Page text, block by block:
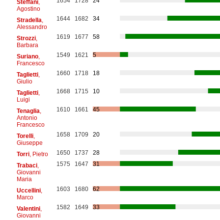
Steffani,
Agostino
Stradella
Alessandro
1644 1682 34
Strozzi,
Barbara
1619 1677 58
Suriano,
Francesco
1549 1621 5
Taglietti,
Giulio
1660 1718 18
Taglietti,
Luigi
1668 1715 10
Tenaglia
Antonio
Francesco
1610 1661 45
Torelli,
Giuseppe
1658 1709 20
Torri, Pietro 1650 1737
28
Trabaci,
Giovanni
Maria
1575 1647 31
Uccellini,
Marco
1603 1680 62
Valentini,
Giovanni
1582 1649 33